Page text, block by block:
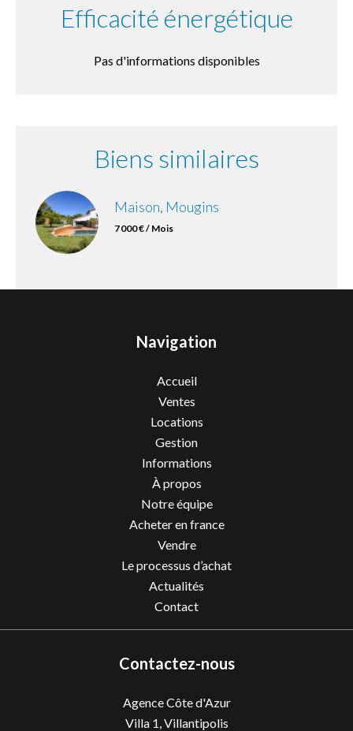
Efficacité énergétique
Pas d'informations disponibles
Biens similaires
Maison, Mougins
7 000 € / Mois
Navigation
Accueil
Ventes
Locations
Gestion
Informations
À propos
Notre équipe
Acheter en france
Vendre
Le processus d’achat
Actualités
Contact
Contactez-nous
Agence Côte d'Azur
Villa 1, Villantipolis